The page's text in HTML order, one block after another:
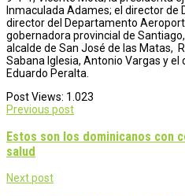
Inmaculada Adames; el director de
director del Departamento
gobernadora provincial de
alcalde de San José de las Matas,
Sabana Iglesia, Antonio Vargas y el
Eduardo Peralta.
Post Views: 1.023
Post
navigation
Previous post
Estos son los dominicanos con
salud
Next post